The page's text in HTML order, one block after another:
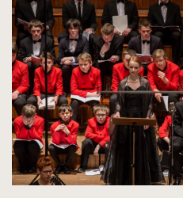
zdjęcia
do
rozmiarów
oryginalnych